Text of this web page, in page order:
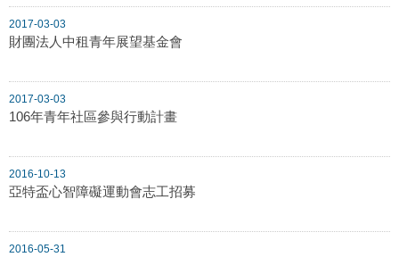
2017-03-03
財團法人中租青年展望基金會
2017-03-03
106年青年社區參與行動計畫
2016-10-13
亞特盃心智障礙運動會志工招募
2016-05-31